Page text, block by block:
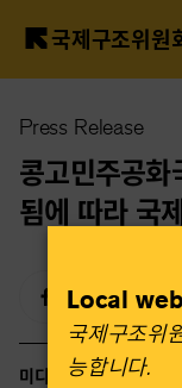
main
content
국제구조위원
Press Release
콩고민주공
됨에 따라 국
미디어 연락처
Local
국제구조위
능합니다.​